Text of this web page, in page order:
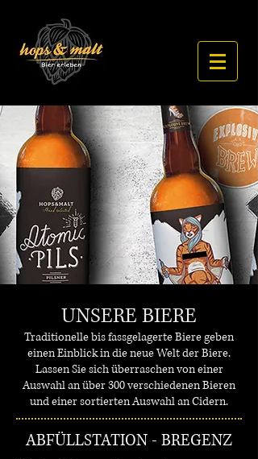
UNSERE BIERE
Traditionelle bis fassgelagerte Biere geben
einen Einblick in die neue Welt der Biere.
Lassen Sie sich überraschen von einer
Auswahl an über 300 verschiedenen Bieren
und einer sortierten Auswahl an Cidern.
ABFÜLLSTATION - BREGENZ